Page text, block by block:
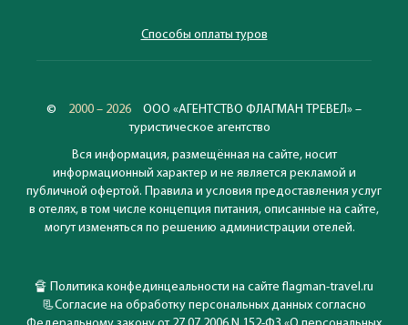
туристическое агентство
Вся информация, размещённая на сайте, носит
информационный характер и не является рекламой и
публичной офертой. Правила и условия предоставления услуг
в отелях, в том числе концепция питания, описанные на сайте,
Политика конфединцеальности на сайте flagman-travel.ru